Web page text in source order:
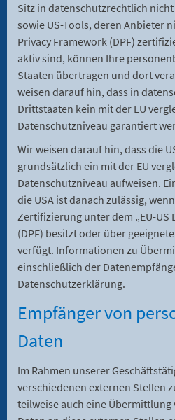
Sitz in datenschutzrechtlich
sowie US-Tools, deren Anbieter
Privacy Framework (DPF)
aktiv sind, können Ihre
Staaten übertragen und dort
weisen darauf hin, dass in
Drittstaaten kein mit der EU
Datenschutzniveau garantiert
Wir weisen darauf hin, dass die
grundsätzlich ein mit der EU
Datenschutzniveau aufweisen.
die USA ist danach zulässig,
Zertifizierung unter dem „EU-US
(DPF) besitzt oder über
verfügt. Informationen zu
einschließlich der
Datenschutzerklärung.
Empfänger von
Daten
Im Rahmen unserer
verschiedenen externen Stellen
teilweise auch eine